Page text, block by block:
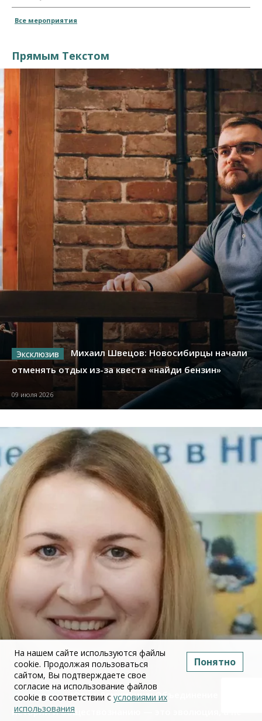
Все мероприятия
Прямым Текстом
Михаил Швецов: Новосибирцы начали
отменять отдых из-за квеста «найди бензин»
09 июля 2026
Юлия Дружинина: Объединение ЕГЭ по
истории и обществознанию — это эволюция, а не
На нашем сайте используются файлы
cookie. Продолжая пользоваться
сайтом, Вы подтверждаете свое
согласие на использование файлов
cookie в соответствии с условиями их
использования
Понятно